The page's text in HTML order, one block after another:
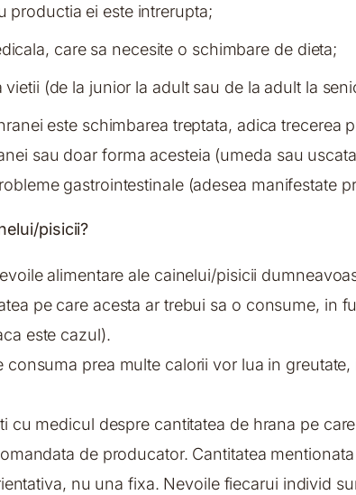
productia ei este intrerupta;
care sa necesite o schimbare de dieta;
(de la junior la adult sau de la adult la
este schimbarea treptata, adica
sau doar forma acesteia (umeda sau
gastrointestinale (adesea manifestate
pisicii?
alimentare ale cainelui/pisicii
pe care acesta ar trebui sa o consume,
este cazul).
consuma prea multe calorii vor lua in
cu medicul despre cantitatea de hrana pe
de producator. Cantitatea
nu una fixa. Nevoile fiecarui individ